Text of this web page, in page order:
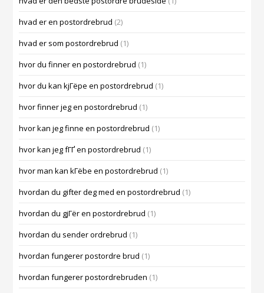
hvad er en postordrebrud (2)
hvad er som postordrebrud (1)
hvor du finner en postordrebrud (1)
hvor du kan kjГёpe en postordrebrud (1)
hvor finner jeg en postordrebrud (1)
hvor kan jeg finne en postordrebrud (1)
hvor kan jeg fГҐ en postordrebrud (1)
hvor man kan kГёbe en postordrebrud (1)
hvordan du gifter deg med en postordrebrud (1)
hvordan du gjГёr en postordrebrud (1)
hvordan du sender ordrebrud (1)
hvordan fungerer postordre brud (1)
hvordan fungerer postordrebruden (1)